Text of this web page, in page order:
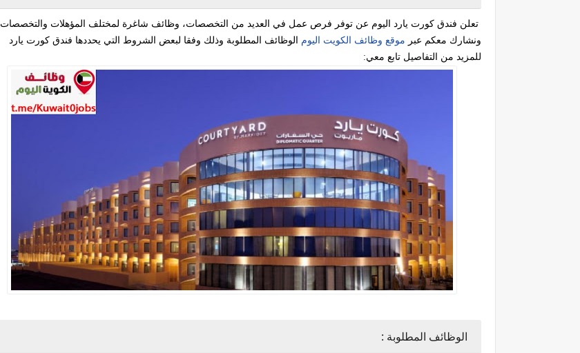
تعلن فندق كورت يارد اليوم عن توفر فرص عمل في العديد من التخصصات، وظائف شاغرة لمختلف المؤهلات والتخصصات
ونشارك معكم عبر موقع وظائف الكويت اليوم
الوظائف المطلوبة وذلك وفقا لبعض الشروط التي يحددها فندق كورت يارد
للمزيد من التفاصيل تابع معي:
الوظائف المطلوبة :